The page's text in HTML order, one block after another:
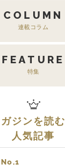
COLUMN
連載コラム
FEATURE
特集
ジンを読む
人気記事
No.